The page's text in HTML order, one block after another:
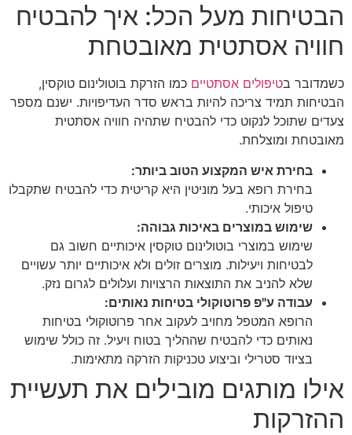
הבטיחות מעל הכל: איך להבטיח
חוויה אסתטית מאובטחת
כשמדובר בטיפולים אסתטיים כמו הזרקת בוטולינום טוקסין,
הבטיחות תמיד צריכה להיות בראש סדר העדיפויות. ישנם מספר
צעדים שתוכל לנקוט כדי להבטיח שתהיה חוויה אסתטית
מאובטחת ומוצלחת.
בחירת איש המקצוע הטוב ביותר:
בחירת רופא בעל מוניטין היא קריטית כדי להבטיח שתקבלו
טיפול איכותי.
שימוש במוצרים באיכות גבוהה:
שימוש במוצרי בוטולינום טוקסין איכותיים חשוב גם
לבטיחות ויעילות. מוצרים זולים ולא איכותיים יותר עשויים
שלא להניב את התוצאות הרצויות ועלולים לגרום נזק.
עבודה ע"פ פרוטוקולי בטיחות נאותים:
הרופא המטפל מחויב לעקוב אחר פרוטוקולי בטיחות
נאותים כדי להבטיח שההליך בטוח ויעיל. זה כולל שימוש
בציוד סטרילי וביצוע טכניקות הזרקה מתאימות.
אילו מותגים מובילים את תעשיית
ההזרקות